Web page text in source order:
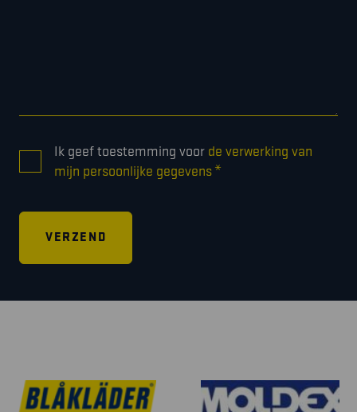
* Ik geef toestemming voor de verwerking van
mijn persoonlijke gegevens*